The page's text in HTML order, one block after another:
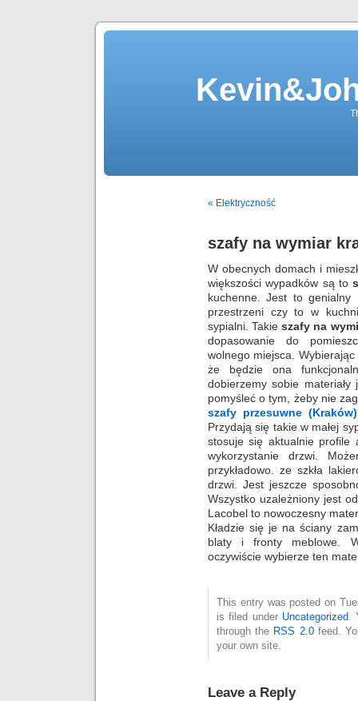
« Elektryczność
szafy na wymiar
W obecnych domach i
większości wypadków są to
kuchenne. Jest to genialny
przestrzeni czy to w
sypialni. Takieszafy na
dopasowanie do
wolnego miejsca.
że będzie ona
dobierzemy sobie
pomyśleć o tym, żeby nie
szafy przesuwne (Kraków)
Przydają się takie w małej
stosuje się aktualnie profile
wykorzystanie drzwi.
przykładowo. ze szkła
drzwi. Jest jeszcze
Wszystko uzależniony jest
Lacobel to nowoczesny
Kładzie się je na ściany
blaty i fronty meblowe.
oczywiście wybierze ten
This entry was posted on
is filed under Uncategorized.
through the RSS 2.0feed.
your own site.
Leave a Reply